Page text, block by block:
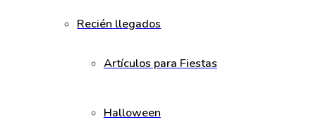
Recién llegados
Artículos para Fiestas
Halloween